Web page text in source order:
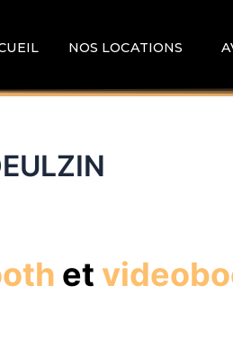
NOS LOCATIONS
et